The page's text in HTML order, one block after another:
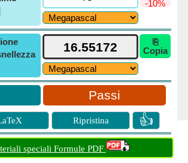
-10%
⎘
Copia
Passi
Ripristina 👍
speciali Formule PDF